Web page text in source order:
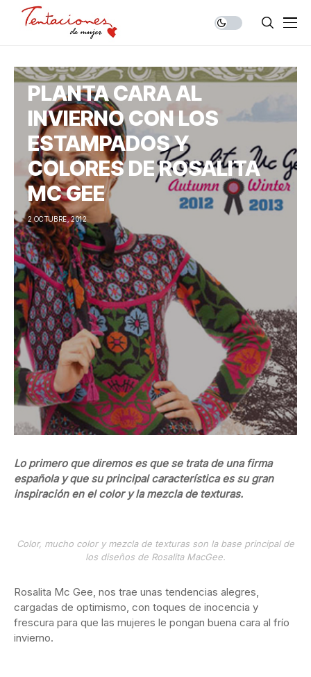
PLANTA CARA AL
INVIERNO CON LOS
ESTAMPADOS Y
COLORES DE ROSALITA
MC GEE
2 OCTUBRE, 2012
Lo primero que diremos es que se trata de una firma
española y que su principal característica es su gran
inspiración en el color y la mezcla de texturas.
Color, mucho color y mezcla de texturas son la base principal de
los diseños de Rosalita MacGee.
Rosalita Mc Gee, nos trae unas tendencias alegres,
cargadas de optimismo, con toques de inocencia y
frescura para que las mujeres le pongan buena cara al frío
invierno.